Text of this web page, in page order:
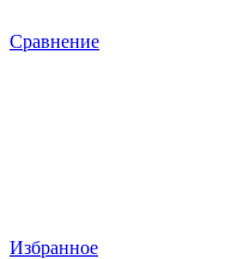
Сравнение
Избранное